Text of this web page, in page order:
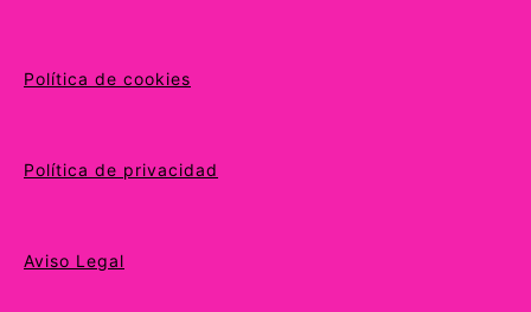
Política de cookies
Política de privacidad
Aviso Legal